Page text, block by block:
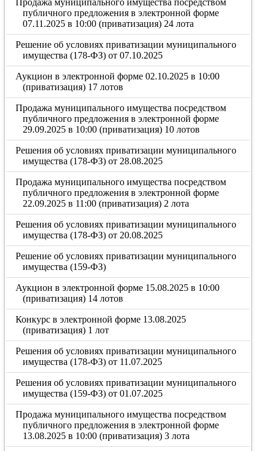
Продажа муниципального имущества посредством
публичного предложения в электронной форме
07.11.2025 в 10:00 (приватизация) 24 лота
Решение об условиях приватизации муниципального
имущества (178-ФЗ) от 07.10.2025
Аукцион в электронной форме 02.10.2025 в 10:00
(приватизация) 17 лотов
Продажа муниципального имущества посредством
публичного предложения в электронной форме
29.09.2025 в 10:00 (приватизация) 10 лотов
Решения об условиях приватизации муниципального
имущества (178-ФЗ) от 28.08.2025
Продажа муниципального имущества посредством
публичного предложения в электронной форме
22.09.2025 в 11:00 (приватизация) 2 лота
Решения об условиях приватизации муниципального
имущества (178-ФЗ) от 20.08.2025
Решение об условиях приватизации муниципального
имущества (159-ФЗ)
Аукцион в электронной форме 15.08.2025 в 10:00
(приватизация) 14 лотов
Конкурс в электронной форме 13.08.2025
(приватизация) 1 лот
Решения об условиях приватизации муниципального
имущества (178-ФЗ) от 11.07.2025
Решения об условиях приватизации муниципального
имущества (159-ФЗ) от 01.07.2025
Продажа муниципального имущества посредством
публичного предложения в электронной форме
13.08.2025 в 10:00 (приватизация) 3 лота